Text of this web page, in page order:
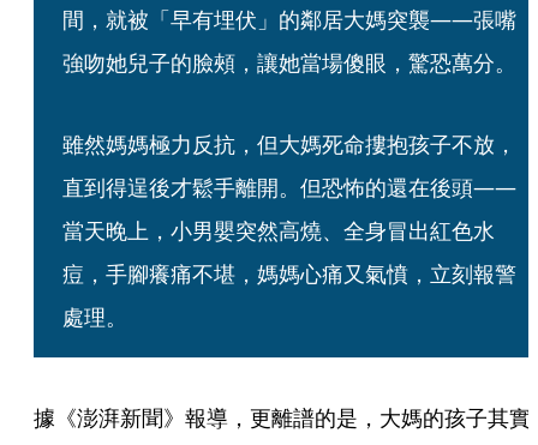
間，就被「早有埋伏」的鄰居大媽突襲——張嘴
強吻她兒子的臉頰，讓她當場傻眼，驚恐萬分。
雖然媽媽極力反抗，但大媽死命摟抱孩子不放，
直到得逞後才鬆手離開。但恐怖的還在後頭——
當天晚上，小男嬰突然高燒、全身冒出紅色水
痘，手腳癢痛不堪，媽媽心痛又氣憤，立刻報警
處理。
據《澎湃新聞》報導，更離譜的是，大媽的孩子其實